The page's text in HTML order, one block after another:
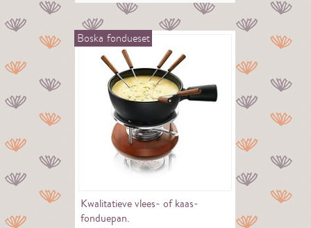
Boska fondueset
Kwalitatieve vlees- of kaas-
fonduepan.